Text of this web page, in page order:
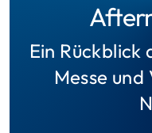
Ein
Messe